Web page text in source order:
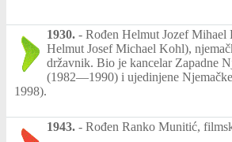
1930. - Rođen Helmut Jozef Mihael
Helmut Josef Michael Kohl),
državnik. Bio je kancelar Zapadne
(1982—1990) i ujedinjene
1998).
1943. - Rođen Ranko Munitić,